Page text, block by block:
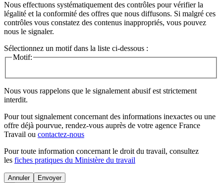
Nous effectuons systématiquement des contrôles pour vérifier la
légalité et la conformité des offres que nous diffusons. Si malgré ces
contrôles vous constatez des contenus inappropriés, vous pouvez
nous le signaler.
Sélectionnez un motif dans la liste ci-dessous :
Motif:
Nous vous rappelons que le signalement abusif est strictement
interdit.
Pour tout signalement concernant des informations inexactes ou une
offre déjà pourvue, rendez-vous auprès de votre agence France
Travail ou contactez-nous
Pour toute information concernant le droit du travail, consultez
les fiches pratiques du Ministère du travail
Annuler